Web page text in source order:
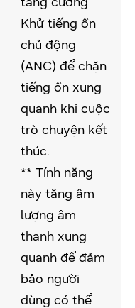
Khử tiếng ồn
chủ động
(ANC) để chặn
tiếng ồn xung
quanh khi cuộc
trò chuyện kết
thúc.
** Tính năng
này tăng âm
lượng âm
thanh xung
quanh để đảm
bảo người
dùng có thể